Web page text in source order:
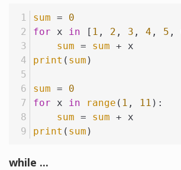
sum = 0
for x in [ 1 , 2 , 3 , 4 , 5 ,
sum = sum + x
print ( sum )
sum = 0
for x in range ( 1 , 11 ):
sum = sum + x
print ( sum )
while ...